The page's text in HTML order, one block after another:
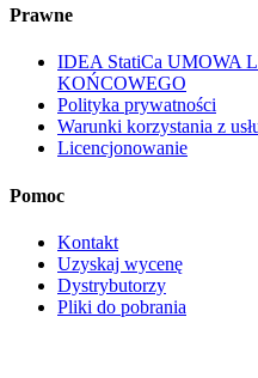
Prawne
IDEA StatiCa UMOWA
KOŃCOWEGO
Polityka prywatności
Warunki korzystania z
Licencjonowanie
Pomoc
Kontakt
Uzyskaj wycenę
Dystrybutorzy
Pliki do pobrania